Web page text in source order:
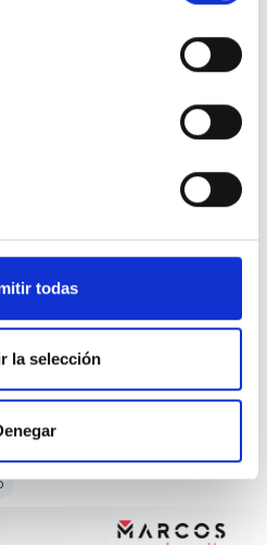
todas
la selección
18.900 €